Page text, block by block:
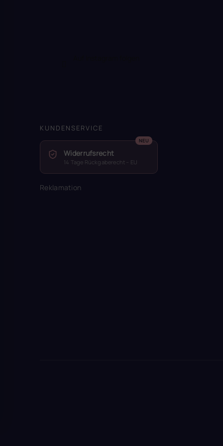
KUNDENSERVICE
Widerrufsrecht
14 Tage Rückgaberecht – EU
Reklamation